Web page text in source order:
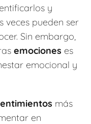
y
veces pueden ser
Sin embargo,
emociones es
emocional y
más
en